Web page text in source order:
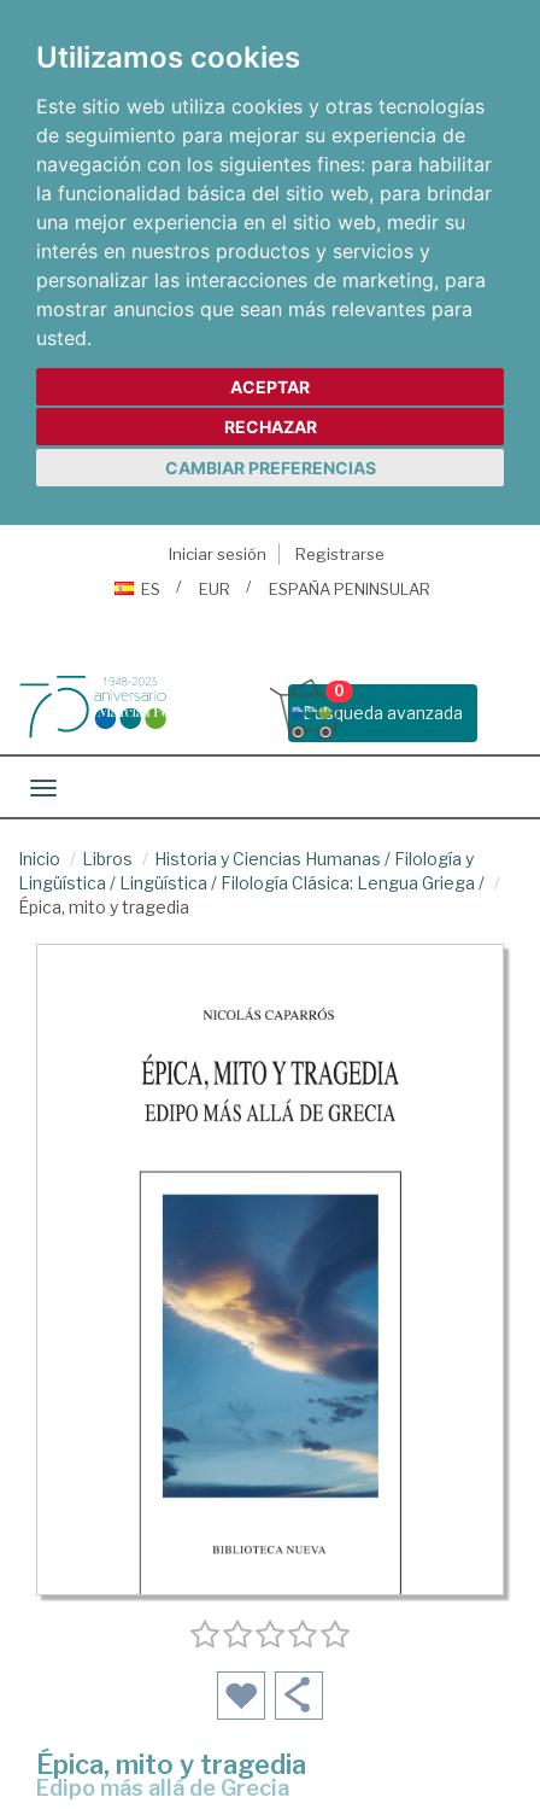
Utilizamos cookies
Este sitio web utiliza cookies y otras tecnologías
de seguimiento para mejorar su experiencia de
navegación con los siguientes fines: para habilitar
la funcionalidad básica del sitio web, para brindar
una mejor experiencia en el sitio web, medir su
interés en nuestros productos y servicios y
personalizar las interacciones de marketing, para
mostrar anuncios que sean más relevantes para
usted.
ACEPTAR
RECHAZAR
CAMBIAR PREFERENCIAS
Iniciar sesión
Registrarse
ES
EUR ESPAÑA PENINSULAR
Busqueda avanzada
0
Toggle navigation
Inicio Libros Historia y Ciencias Humanas / Filología y
Lingüística / Lingüística / Filología Clásica: Lengua Griega /
Épica, mito y tragedia
Épica, mito y tragedia
Edipo más allá de Grecia